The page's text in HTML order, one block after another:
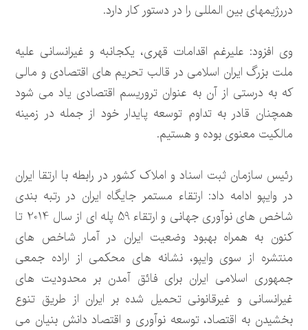
دررژیمهای بین المللی را در دستور کار دارد.
وی افزود: علیرغم اقدامات قهری، یکجانبه و غیرانسانی علیه
ملت بزرگ ایران اسلامی در قالب تحریم های اقتصادی و مالی
که به درستی از آن به عنوان تروریسم اقتصادی یاد می شود
همچنان قادر به تداوم توسعه پایدار خود از جمله در زمینه
مالکیت معنوی بوده و هستیم.
رئیس سازمان ثبت اسناد و املاک کشور در رابطه با ارتقا ایران
در وایپو ادامه داد: ارتقاء مستمر جایگاه ایران در رتبه بندی
شاخص های نوآوری جهانی و ارتقاء 59 پله ای از سال 2014 تا
کنون به همراه بهبود وضعیت ایران در آمار شاخص های
منتشره از سوی وایپو، نشانه های محکمی از اراده جمعی
جمهوری اسلامی ایران برای فائق آمدن بر محدودیت های
غیرانسانی و غیرقانونی تحمیل شده بر ایران از طریق تنوع
بخشیدن به اقتصاد، توسعه نوآوری و اقتصاد دانش بنیان می